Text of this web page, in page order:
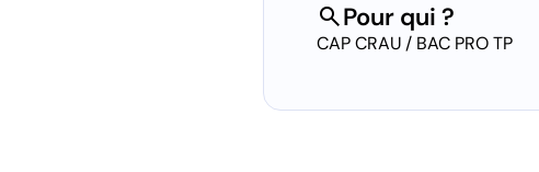
searchPour qui ?
CAP CRAU / BAC PRO TP